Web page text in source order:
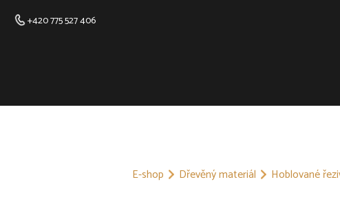
+420 775 527 406
E-shop Dřevěný materiál Hoblované